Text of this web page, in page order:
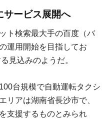
サービス展開へ
ト検索最大手の百度（バ
運用開始を目指してお
見込みのようだ。
台規模で自動運転タクシ
リアは湖南省長沙市で、
支援するものとみられ